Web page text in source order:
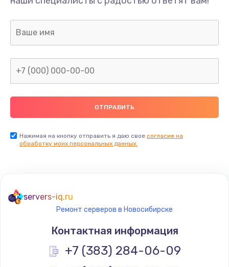
Заказать
Замена сканера отпечатка
Заказать
Замена разъема SIM
Заказать
Нажимая на кнопку отправить я даю свое согласие на
обработку моих персональных данных.
servers-iq.ru
Ремонт серверов в Новосибирске
Контактная информация
+7 (383) 284-06-09